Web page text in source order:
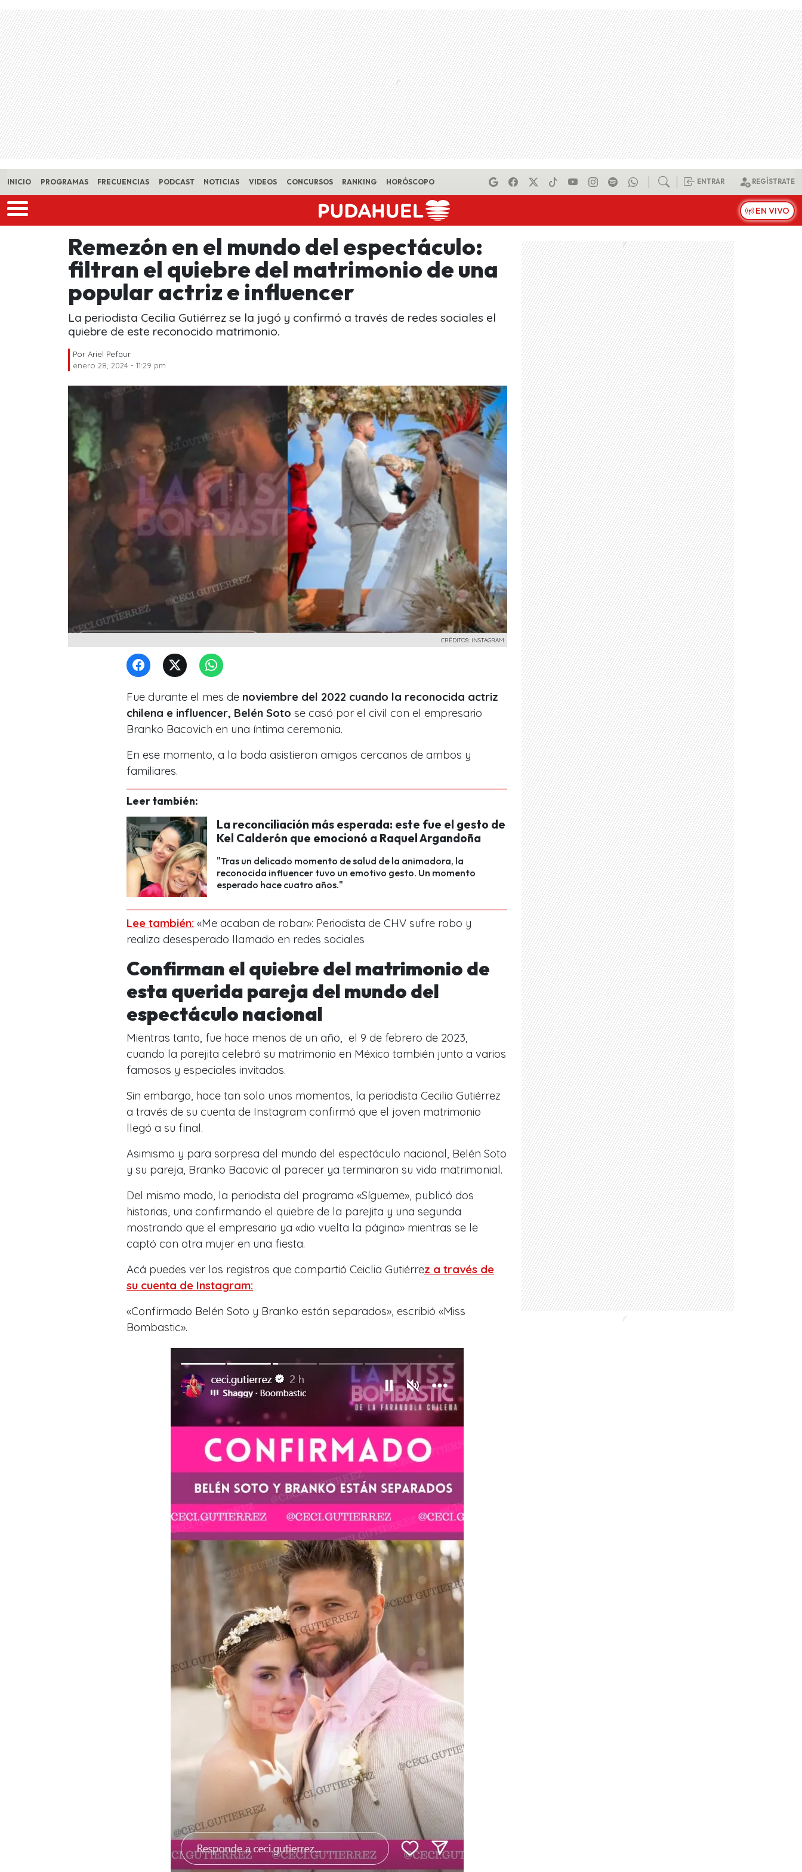
Skip to main content
INICIO PROGRAMAS FRECUENCIAS PODCAST NOTICIAS VIDEOS CONCURSOS RANKING HORÓSCOPO ENTRAR REGÍSTRATE
EN VIVO
Remezón en el mundo del espectáculo:
filtran el quiebre del matrimonio de una
popular actriz e influencer
La periodista Cecilia Gutiérrez se la jugó y confirmó a través de redes sociales el
quiebre de este reconocido matrimonio.
Por Ariel Pefaur
enero 28, 2024 - 11:29 pm
CRÉDITOS: INSTAGRAM
Fue durante el mes de noviembre del 2022 cuando la reconocida actriz
chilena e influencer, Belén Soto se casó por el civil con el empresario
Branko Bacovich en una íntima ceremonia.
En ese momento, a la boda asistieron amigos cercanos de ambos y
familiares.
Leer también:
La reconciliación más esperada: este fue el gesto de
Kel Calderón que emocionó a Raquel Argandoña
"Tras un delicado momento de salud de la animadora, la
reconocida influencer tuvo un emotivo gesto. Un momento
esperado hace cuatro años."
Lee también: «Me acaban de robar»: Periodista de CHV sufre robo y
realiza desesperado llamado en redes sociales
Confirman el quiebre del matrimonio de
esta querida pareja del mundo del
espectáculo nacional
Mientras tanto, fue hace menos de un año, ​ el 9 de febrero de 2023,
cuando la parejita celebró su matrimonio en México también junto a varios
famosos y especiales invitados.
Sin embargo, hace tan solo unos momentos, la periodista Cecilia Gutiérrez
a través de su cuenta de Instagram confirmó que el joven matrimonio
llegó a su final.
Asimismo y para sorpresa del mundo del espectáculo nacional, Belén Soto
y su pareja, Branko Bacovic al parecer ya terminaron su vida matrimonial.
Del mismo modo, la periodista del programa «Sígueme», publicó dos
historias, una confirmando el quiebre de la parejita y una segunda
mostrando que el empresario ya «dio vuelta la página» mientras se le
captó con otra mujer en una fiesta.
Acá puedes ver los registros que compartió Ceiclia Gutiérrez a través de
su cuenta de Instagram:
«Confirmado Belén Soto y Branko están separados», escribió «Miss
Bombastic».